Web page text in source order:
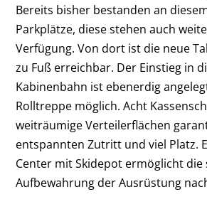
Bereits bisher bestanden an
Parkplätze, diese stehen auch
Verfügung. Von dort ist die neue
zu Fuß erreichbar. Der Einstieg in
Kabinenbahn ist ebenerdig
Rolltreppe möglich. Acht
weiträumige Verteilerflächen
entspannten Zutritt und viel Platz.
Center mit Skidepot ermöglicht die
Aufbewahrung der Ausrüstung